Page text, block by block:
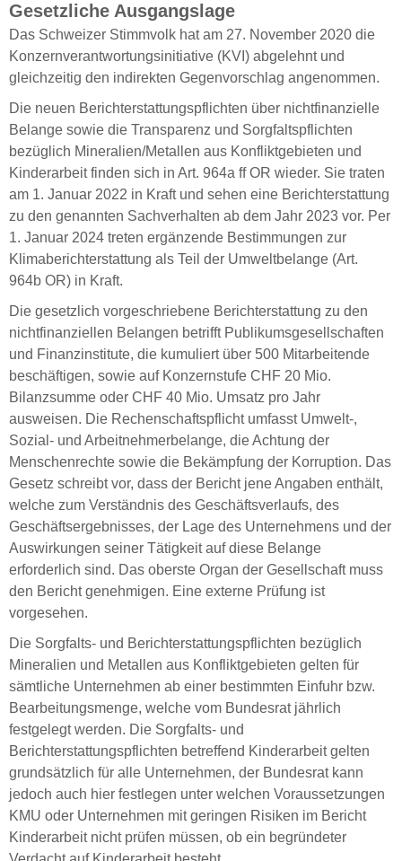
Gesetzliche Ausgangslage
Das Schweizer Stimmvolk hat am 27. November 2020 die
Konzernverantwortungsinitiative (KVI) abgelehnt und
gleichzeitig den indirekten Gegenvorschlag angenommen.
Die neuen Berichterstattungspflichten über nichtfinanzielle
Belange sowie die Transparenz und Sorgfaltspflichten
bezüglich Mineralien/Metallen aus Konfliktgebieten und
Kinderarbeit finden sich in Art. 964a ff OR wieder. Sie traten
am 1. Januar 2022 in Kraft und sehen eine Berichterstattung
zu den genannten Sachverhalten ab dem Jahr 2023 vor. Per
1. Januar 2024 treten ergänzende Bestimmungen zur
Klimaberichterstattung als Teil der Umweltbelange (Art.
964b OR) in Kraft.
Die gesetzlich vorgeschriebene Berichterstattung zu den
nichtfinanziellen Belangen betrifft Publikumsgesellschaften
und Finanzinstitute, die kumuliert über 500 Mitarbeitende
beschäftigen, sowie auf Konzernstufe CHF 20 Mio.
Bilanzsumme oder CHF 40 Mio. Umsatz pro Jahr
ausweisen. Die Rechenschaftspflicht umfasst Umwelt-,
Sozial- und Arbeitnehmerbelange, die Achtung der
Menschenrechte sowie die Bekämpfung der Korruption. Das
Gesetz schreibt vor, dass der Bericht jene Angaben enthält,
welche zum Verständnis des Geschäftsverlaufs, des
Geschäftsergebnisses, der Lage des Unternehmens und der
Auswirkungen seiner Tätigkeit auf diese Belange
erforderlich sind. Das oberste Organ der Gesellschaft muss
den Bericht genehmigen. Eine externe Prüfung ist
vorgesehen.
Die Sorgfalts- und Berichterstattungspflichten bezüglich
Mineralien und Metallen aus Konfliktgebieten gelten für
sämtliche Unternehmen ab einer bestimmten Einfuhr bzw.
Bearbeitungsmenge, welche vom Bundesrat jährlich
festgelegt werden. Die Sorgfalts- und
Berichterstattungspflichten betreffend Kinderarbeit gelten
grundsätzlich für alle Unternehmen, der Bundesrat kann
jedoch auch hier festlegen unter welchen Voraussetzungen
KMU oder Unternehmen mit geringen Risiken im Bericht
Kinderarbeit nicht prüfen müssen, ob ein begründeter